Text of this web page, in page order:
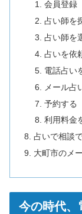
会員登録
占い師を
占い師を
占いを依
電話占い
メール占
予約する
利用料金
占いで相談
大町市のメ
今の時代、